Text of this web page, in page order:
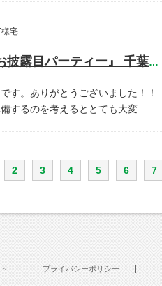
宅
開催しました! 『新築お披露目パーティー』 千葉県柏市 F様宅
す。ありがとうございました！！
するのを考えるととても大変…
2 3 4 5 6 7
プライバシーポリシー